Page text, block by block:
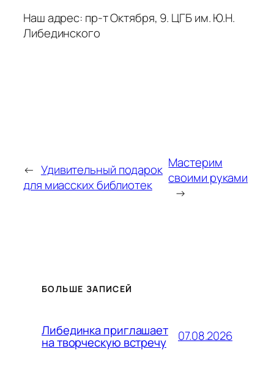
Наш адрес: пр-т Октября, 9. ЦГБ им. Ю.Н.
Либединского
← Удивительный подарок
для миасских библиотек
Мастерим
своими руками
→
БОЛЬШЕ ЗАПИСЕЙ
Либединка приглашает
на творческую встречу 07.08.2026